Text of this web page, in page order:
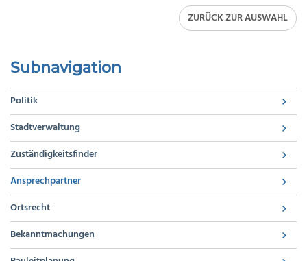
ZURÜCK ZUR AUSWAHL
Subnavigation
Politik
Stadtverwaltung
Zuständigkeitsfinder
Ansprechpartner
Ortsrecht
Bekanntmachungen